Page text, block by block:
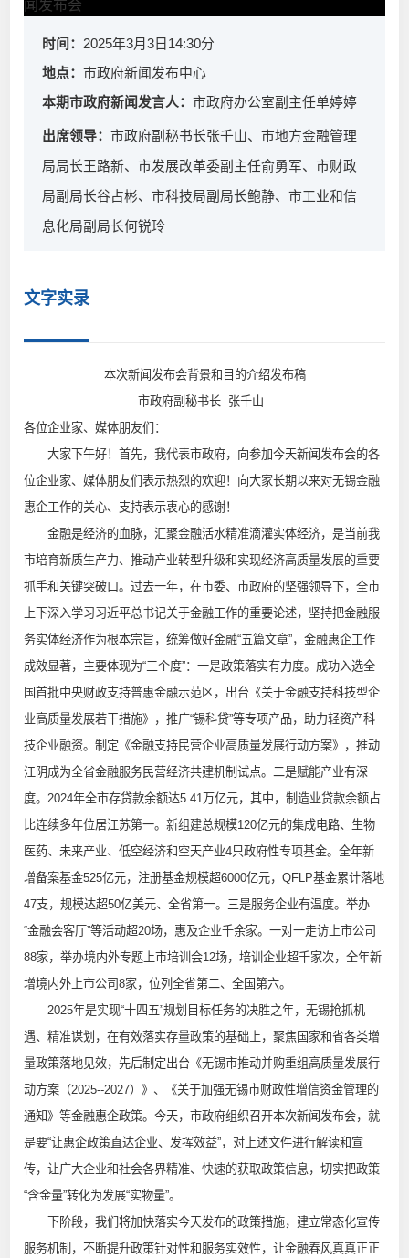
时间： 2025年3月3日14:30分
地点：市政府新闻发布中心
本期市政府新闻发言人：市政府办公室副主任单婷婷
出席领导：市政府副秘书长张千山、市地方金融管理
局局长王路新、市发展改革委副主任俞勇军、市财政
局副局长谷占彬、市科技局副局长鲍静、市工业和信
息化局副局长何锐玲
文字实录
本次新闻发布会背景和目的介绍发布稿
市政府副秘书长 张千山
各位企业家、媒体朋友们：
大家下午好！首先，我代表市政府，向参加今天新闻发布会的各
位企业家、媒体朋友们表示热烈的欢迎！向大家长期以来对无锡金融
惠企工作的关心、支持表示衷心的感谢！
金融是经济的血脉，汇聚金融活水精准滴灌实体经济，是当前我
市培育新质生产力、推动产业转型升级和实现经济高质量发展的重要
抓手和关键突破口。过去一年，在市委、市政府的坚强领导下，全市
上下深入学习习近平总书记关于金融工作的重要论述，坚持把金融服
务实体经济作为根本宗旨，统筹做好金融“五篇文章”，金融惠企工作
成效显著，主要体现为“三个度”：一是政策落实有力度。成功入选全
国首批中央财政支持普惠金融示范区，出台《关于金融支持科技型企
业高质量发展若干措施》，推广“锡科贷”等专项产品，助力轻资产科
技企业融资。制定《金融支持民营企业高质量发展行动方案》，推动
江阴成为全省金融服务民营经济共建机制试点。二是赋能产业有深
度。2024年全市存贷款余额达5.41万亿元，其中，制造业贷款余额占
比连续多年位居江苏第一。新组建总规模120亿元的集成电路、生物
医药、未来产业、低空经济和空天产业4只政府性专项基金。全年新
增备案基金525亿元，注册基金规模超6000亿元，QFLP基金累计落地
47支，规模达超50亿美元、全省第一。三是服务企业有温度。举办
“金融会客厅”等活动超20场，惠及企业千余家。一对一走访上市公司
88家，举办境内外专题上市培训会12场，培训企业超千家次，全年新
增境内外上市公司8家，位列全省第二、全国第六。
2025年是实现“十四五”规划目标任务的决胜之年，无锡抢抓机
遇、精准谋划，在有效落实存量政策的基础上，聚焦国家和省各类增
量政策落地见效，先后制定出台《无锡市推动并购重组高质量发展行
动方案（2025--2027）》、《关于加强无锡市财政性增信资金管理的
通知》等金融惠企政策。今天，市政府组织召开本次新闻发布会，就
是要“让惠企政策直达企业、发挥效益”，对上述文件进行解读和宣
传，让广大企业和社会各界精准、快速的获取政策信息，切实把政策
“含金量”转化为发展“实物量”。
下阶段，我们将加快落实今天发布的政策措施，建立常态化宣传
服务机制，不断提升政策针对性和服务实效性，让金融春风真真正正